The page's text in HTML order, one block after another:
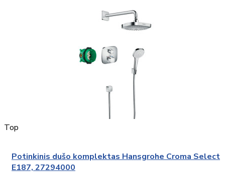
Top
Potinkinis dušo komplektas Hansgrohe Croma Select
E187, 27294000